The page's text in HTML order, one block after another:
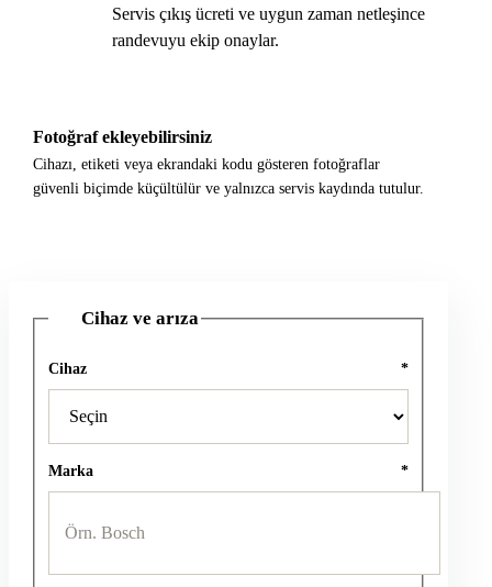
Servis çıkış ücreti ve uygun zaman netleşince
randevuyu ekip onaylar.
Fotoğraf ekleyebilirsiniz
Cihazı, etiketi veya ekrandaki kodu gösteren fotoğraflar
güvenli biçimde küçültülür ve yalnızca servis kaydında tutulur.
Cihaz ve arıza
Cihaz *
Marka *